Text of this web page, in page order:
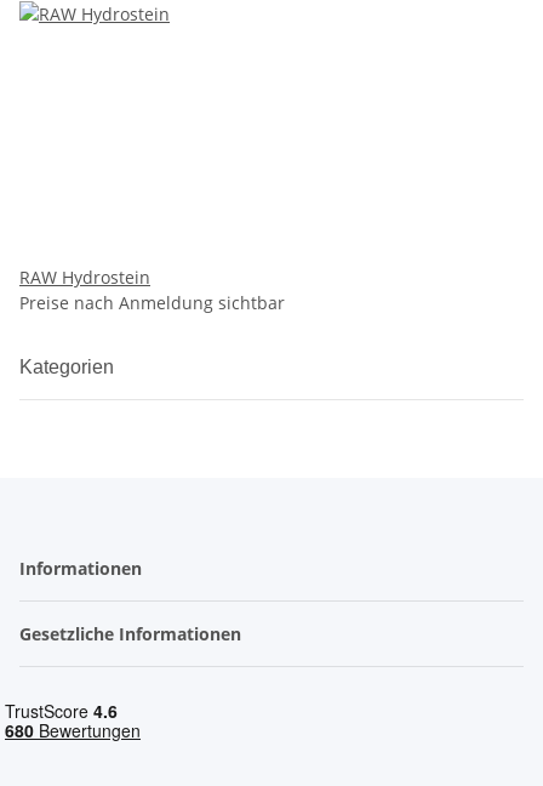
RAW Hydrostein
Preise nach Anmeldung sichtbar
Kategorien
Informationen
Gesetzliche Informationen